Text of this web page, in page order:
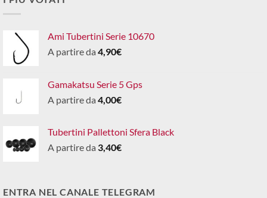
Ami Tubertini Serie 10670
A partire da 4,90€
Gamakatsu Serie 5 Gps
A partire da 4,00€
Tubertini Pallettoni Sfera Black
A partire da 3,40€
ENTRA NEL CANALE TELEGRAM